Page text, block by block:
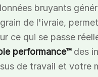
bruyants
de l'ivraie,
ce qui se passe
performance™des
de travail et